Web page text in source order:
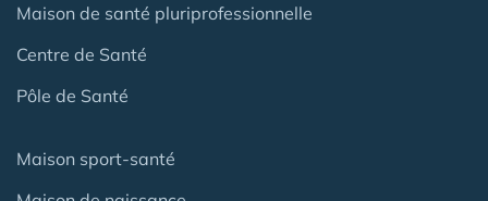
Maison de santé pluriprofessionnelle
Centre de Santé
Pôle de Santé
Maison sport-santé